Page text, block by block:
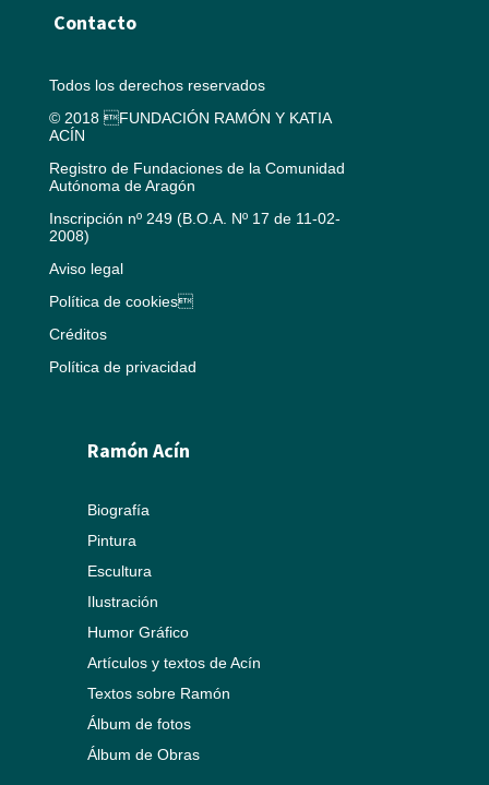
Contacto
Todos los derechos reservados
© 2018 FUNDACIÓN RAMÓN Y KATIA
ACÍN
Registro de Fundaciones de la Comunidad
Autónoma de Aragón
Inscripción nº 249 (B.O.A. Nº 17 de 11-02-
2008)
Aviso legal
Política de cookies
Créditos
Política de privacidad
Ramón Acín
Biografía
Pintura
Escultura
Ilustración
Humor Gráfico
Artículos y textos de Acín
Textos sobre Ramón
Álbum de fotos
Álbum de Obras